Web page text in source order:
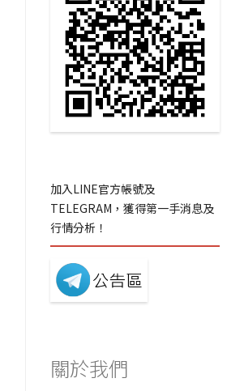
加入LINE官方帳號及
TELEGRAM，獲得第一手消息及
行情分析！
關於我們